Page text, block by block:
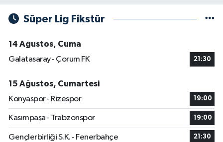
Süper Lig Fikstür
14 Ağustos, Cuma
Galatasaray - Çorum FK
21:30
15 Ağustos, Cumartesi
Konyaspor - Rizespor
19:00
Kasımpaşa - Trabzonspor 19:00
Gençlerbirliği S.K. - Fenerbahçe 21:30